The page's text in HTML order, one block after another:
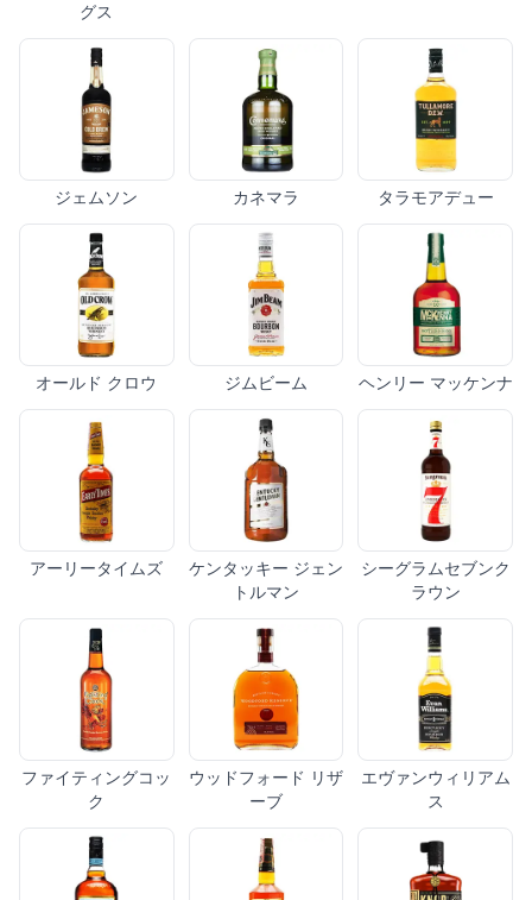
グス
ジェムソン カネマラ タラモアデュー
オールド クロウ ジムビーム ヘンリー マッケンナ
アーリータイムズ
ケンタッキー ジェン
トルマン
シーグラムセブンク
ラウン
ファイティングコッ
ク
ウッドフォード リザ
ーブ
エヴァンウィリアム
ス